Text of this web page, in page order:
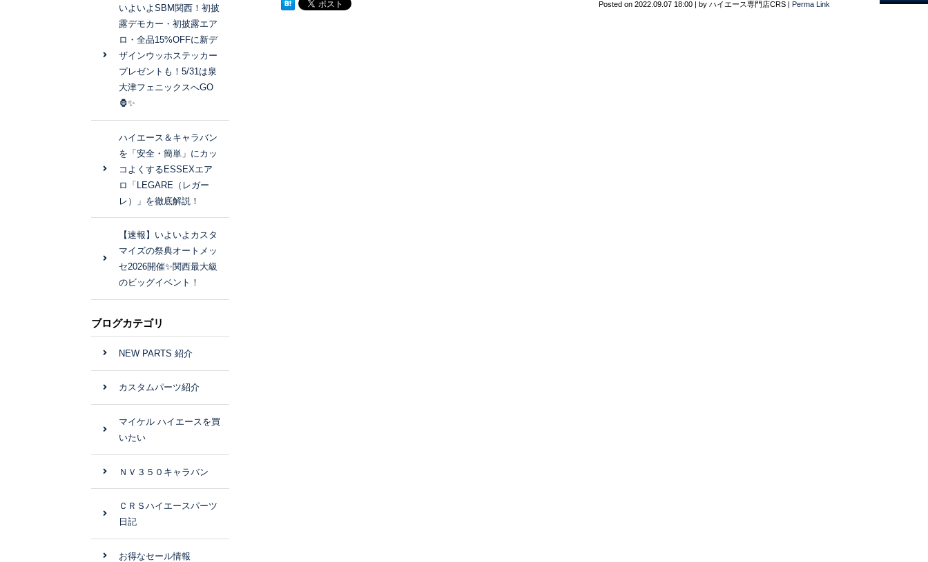
Posted on 2022.09.07 18:00 | by ハイエース専門店CRS | Perma Link
いよいよSBM関西！初披
露デモカー・初披露エア
ロ・全品15%OFFに新デ
ザインウッホステッカー
プレゼントも！5/31は泉
大津フェニックスへGO
🦍✨
ハイエース＆キャラバン
を「安全・簡単」にカッ
コよくするESSEXエア
ロ「LEGARE（レガー
レ）」を徹底解説！
【速報】いよいよカスタ
マイズの祭典オートメッ
セ2026開催✨関西最大級
のビッグイベント！
ブログカテゴリ
NEW PARTS 紹介
カスタムパーツ紹介
マイケル ハイエースを買
いたい
ＮＶ３５０キャラバン
ＣＲＳハイエースパーツ
日記
お得なセール情報